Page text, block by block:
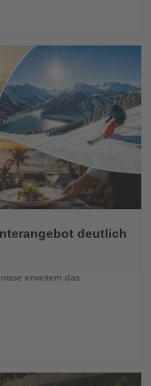
deutlich
erweitern das